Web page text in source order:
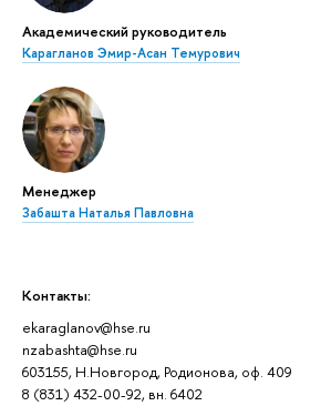
Академический руководитель
Карагланов Эмир-Асан Темурович
Менеджер
Забашта Наталья Павловна
Контакты:
ekaraglanov@hse.ru
nzabashta@hse.ru
603155, Н.Новгород, Родионова, оф. 409
8 (831) 432-00-92, вн. 6402